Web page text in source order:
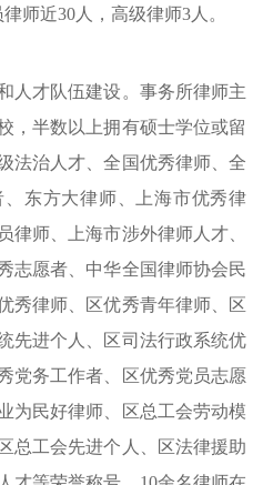
师近30人，高级律师3人。
人才队伍建设。事务所律师主
，半数以上拥有硕士学位或留
法治人才、全国优秀律师、全
东方大律师、上海市优秀律
律师、上海市涉外律师人才、
志愿者、中华全国律师协会民
秀律师、区优秀青年律师、区
先进个人、区司法行政系统优
党务工作者、区优秀党员志愿
为民好律师、区总工会劳动模
总工会先进个人、区法律援助